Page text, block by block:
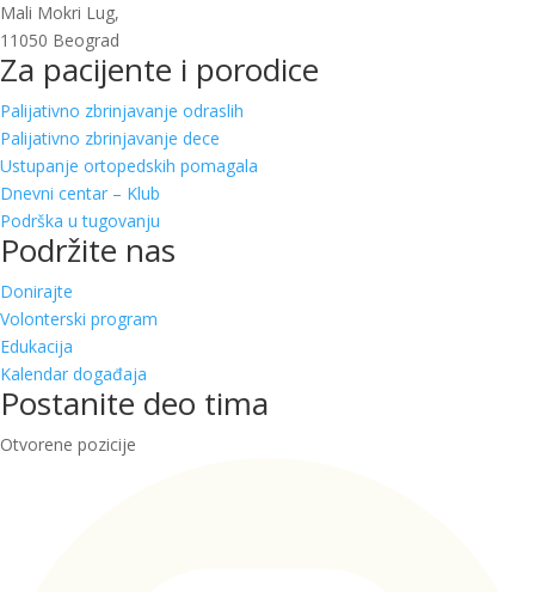
Mali Mokri Lug,
11050 Beograd
Za pacijente i porodice
Palijativno zbrinjavanje odraslih
Palijativno zbrinjavanje dece
Ustupanje ortopedskih pomagala
Dnevni centar – Klub
Podrška u tugovanju
Podržite nas
Donirajte
Volonterski program
Edukacija
Kalendar događaja
Postanite deo tima
Otvorene pozicije